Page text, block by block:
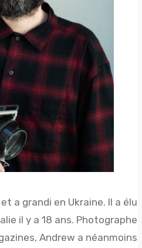
a grandi en Ukraine. Il a élu
il y a 18 ans. Photographe
Andrew a néanmoins